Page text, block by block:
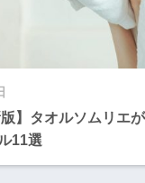
版】タオルソムリエ
11選